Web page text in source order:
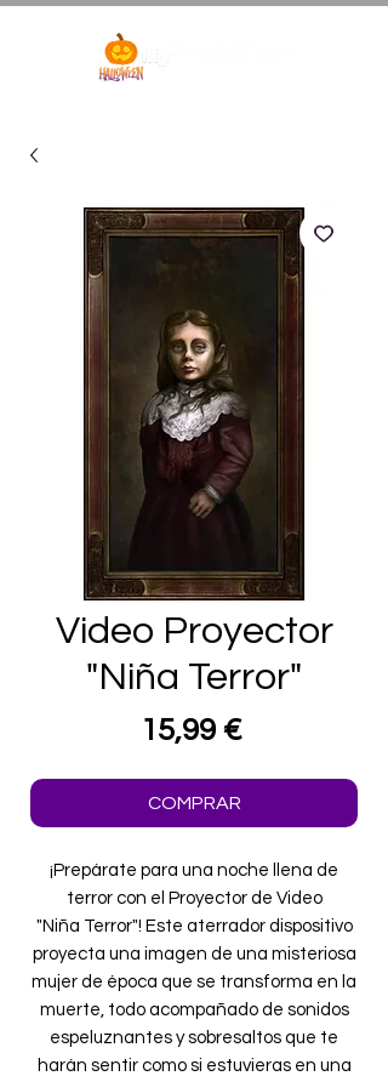
Video Proyector
"Niña Terror"
15,99 €Precio
COMPRAR
¡Prepárate para una noche llena de
terror con el Proyector de Video
"Niña Terror"! Este aterrador dispositivo
proyecta una imagen de una misteriosa
mujer de época que se transforma en la
muerte, todo acompañado de sonidos
espeluznantes y sobresaltos que te
harán sentir como si estuvieras en una